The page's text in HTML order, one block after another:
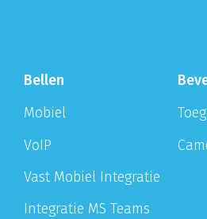
Bellen
Mobiel
VoIP
Vast Mobiel Integratie
Integratie MS Teams